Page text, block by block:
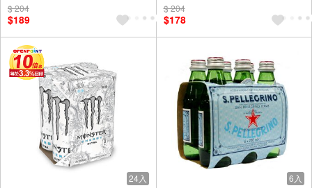
$ 204
$189
贈$200
$ 204
$178
24入 6入